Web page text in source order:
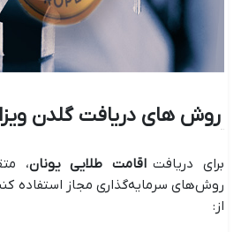
روش های دریافت گلدن
برای دریافتاقامت طلایی یونان،
روش‌های سرمایه‌گذاری مجاز استفاده
از: